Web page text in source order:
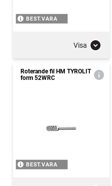
BEST.VARA
Visa
Roterande fil HM TYROLIT
form 52WRC
BEST.VARA